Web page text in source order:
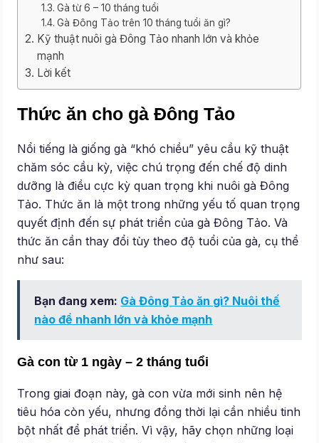
Gà từ 6 – 10 tháng tuổi
Gà Đông Tảo trên 10 tháng tuổi ăn gì?
Kỹ thuật nuôi gà Đông Tảo nhanh lớn và khỏe
mạnh
Lời kết
Thức ăn cho gà Đông Tảo
Nổi tiếng là giống gà “khó chiều” yêu cầu kỹ thuật
chăm sóc cầu kỳ, việc chú trọng đến chế độ dinh
dưỡng là điều cực kỳ quan trọng khi nuôi gà Đông
Tảo. Thức ăn là một trong những yếu tố quan trọng
quyết định đến sự phát triển của gà Đông Tảo. Và
thức ăn cần thay đổi tùy theo độ tuổi của gà, cụ thể
như sau:
Bạn đang xem: Gà Đông Tảo ăn gì? Nuôi thế
nào để nhanh lớn và khỏe mạnh
Gà con từ 1 ngày – 2 tháng tuổi
Trong giai đoạn này, gà con vừa mới sinh nên hệ
tiêu hóa còn yếu, nhưng đồng thời lại cần nhiều tinh
bột nhất để phát triển. Vì vậy, hãy chọn những loại